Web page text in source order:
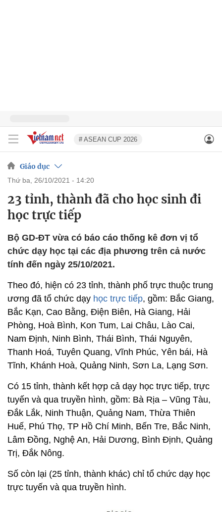
# ASEAN CUP 2026
Giáo dục
thứ ba, 26/10/2021 - 14:20
23 tỉnh, thành đã cho học sinh đi
học trực tiếp
Bộ GD-ĐT vừa có báo cáo thống kê đơn vị tổ
chức dạy học tại các địa phương trên cả nước
tính đến ngày 25/10/2021.
Theo đó, hiện có 23 tỉnh, thành phố trực thuộc trung
ương đã tổ chức dạy học trực tiếp, gồm: Bắc Giang,
Bắc Kạn, Cao Bằng, Điện Biên, Hà Giang, Hải
Phòng, Hoà Bình, Kon Tum, Lai Châu, Lào Cai,
Nam Định, Ninh Bình, Thái Bình, Thái Nguyên,
Thanh Hoá, Tuyên Quang, Vĩnh Phúc, Yên bái, Hà
Tĩnh, Khánh Hoà, Quảng Ninh, Sơn La, Lạng Sơn.
Có 15 tỉnh, thành kết hợp cả dạy học trực tiếp, trực
tuyến và qua truyền hình, gồm: Bà Rịa – Vũng Tàu,
Đắk Lắk, Ninh Thuận, Quảng Nam, Thừa Thiên
Huế, Phú Thọ, TP Hồ Chí Minh, Bến Tre, Bắc Ninh,
Lâm Đồng, Nghệ An, Hải Dương, Bình Định, Quảng
Trị, Đắk Nông.
Số còn lại (25 tỉnh, thành khác) chỉ tổ chức dạy học
trực tuyến và qua truyền hình.